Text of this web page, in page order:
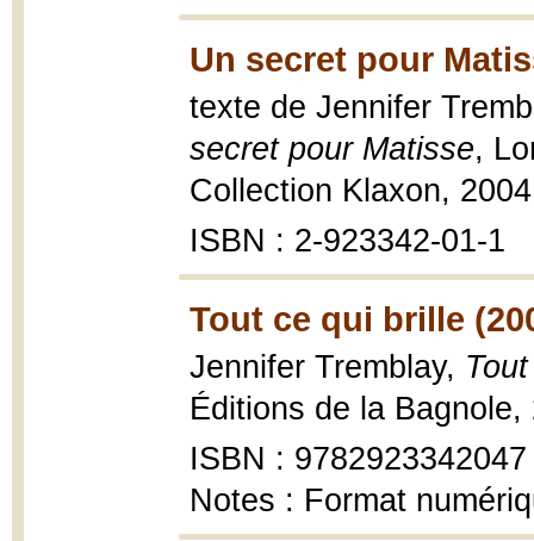
Un secret pour
texte de Jennifer
secret pour Matisse,
Collection Klaxon,
ISBN : 2-923342-01-1
Tout ce qui brille
Jennifer Tremblay,
Éditions de la
ISBN : 9782923342047
Notes : Format